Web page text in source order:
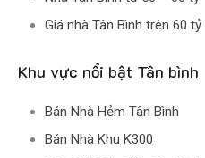
Giá nhà Tân Bình trên 60 tỷ
Khu vực nổi bật Tân bình
Bán Nhà Hẻm Tân Bình
Bán Nhà Khu K300